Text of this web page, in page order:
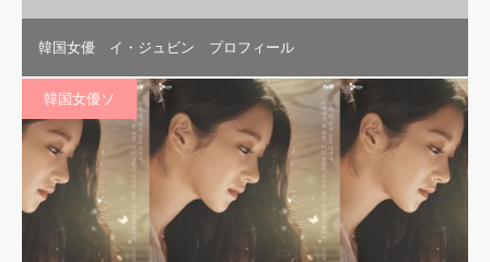
韓国女優 イ・ジュビン プロフィール
韓国女優ソ